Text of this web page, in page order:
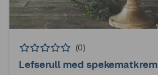
(0)
Lefserull med spekematkrem